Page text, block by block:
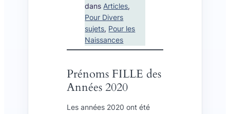
dans Articles
Pour Divers
sujets, Pour les
Naissances
Prénoms FILLE des
Années 2020
Les années 2020 ont été